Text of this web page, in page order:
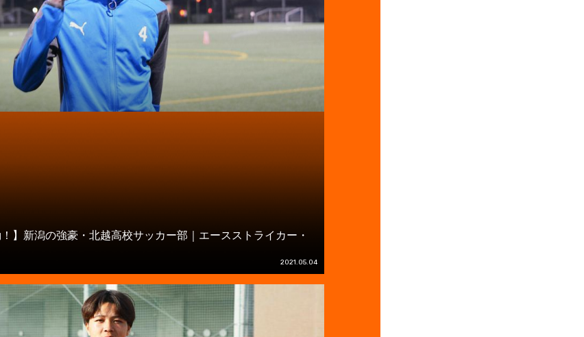
！】新潟の強豪・北越高校サッカー部｜エースストライカー・
2021.05.04